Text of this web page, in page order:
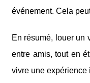
événement. Cela
En résumé, louer un
entre amis, tout en
vivre une expérience